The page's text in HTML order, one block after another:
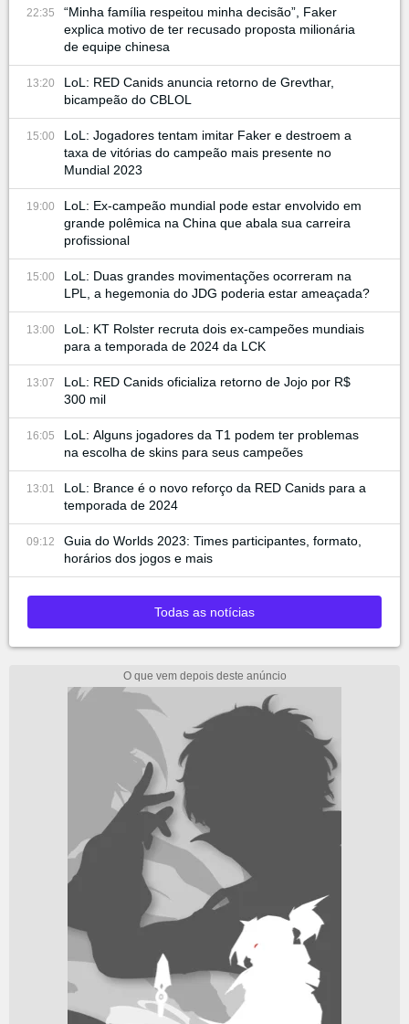
22:35
“Minha família respeitou minha decisão”, Faker
explica motivo de ter recusado proposta milionária
de equipe chinesa
13:20
LoL: RED Canids anuncia retorno de Grevthar,
bicampeão do CBLOL
15:00
LoL: Jogadores tentam imitar Faker e destroem a
taxa de vitórias do campeão mais presente no
Mundial 2023
19:00
LoL: Ex-campeão mundial pode estar envolvido em
grande polêmica na China que abala sua carreira
profissional
15:00
LoL: Duas grandes movimentações ocorreram na
LPL, a hegemonia do JDG poderia estar ameaçada?
13:00
LoL: KT Rolster recruta dois ex-campeões mundiais
para a temporada de 2024 da LCK
13:07
LoL: RED Canids oficializa retorno de Jojo por R$
300 mil
16:05
LoL: Alguns jogadores da T1 podem ter problemas
na escolha de skins para seus campeões
13:01
LoL: Brance é o novo reforço da RED Canids para a
temporada de 2024
09:12
Guia do Worlds 2023: Times participantes, formato,
horários dos jogos e mais
Todas as notícias